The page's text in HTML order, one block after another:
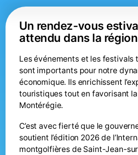
Un rendez-vous
attendu dans la région
Les événements et les festivals
sont importants pour notre
économique. Ils enrichissent
touristiques tout en favorisant
Montérégie.
C’est avec fierté que le
soutient l’édition 2026 de
montgolfières de Saint-Jean-